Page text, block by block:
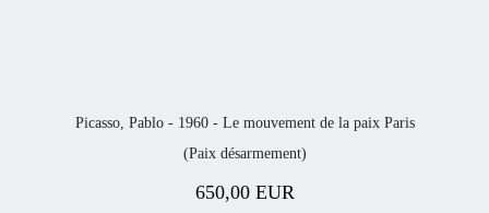
Picasso, Pablo - 1960 - Le mouvement de la paix Paris
(Paix désarmement)
650,00 EUR